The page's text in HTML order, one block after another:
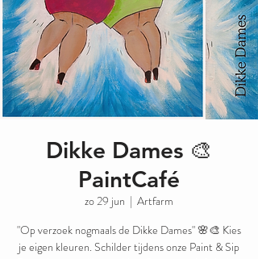
Dikke Dames 🎨
PaintCafé
zo 29 jun
  |
Artfarm
"Op verzoek nogmaals de Dikke Dames" 🌸🎨 Kies
je eigen kleuren. Schilder tijdens onze Paint & Sip